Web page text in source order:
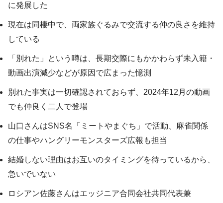
に発展した
現在は同棲中で、両家族ぐるみで交流する仲の良さを維持
している
「別れた」という噂は、長期交際にもかかわらず未入籍・
動画出演減少などが原因で広まった憶測
別れた事実は一切確認されておらず、2024年12月の動画
でも仲良く二人で登場
山口さんはSNS名「ミートやまぐち」で活動、麻雀関係
の仕事やハングリーモンスターズ広報も担当
結婚しない理由はお互いのタイミングを待っているから、
急いでいない
ロシアン佐藤さんはエッジニア合同会社共同代表兼